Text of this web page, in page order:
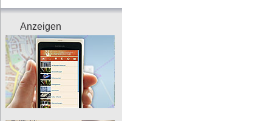
Anzeigen